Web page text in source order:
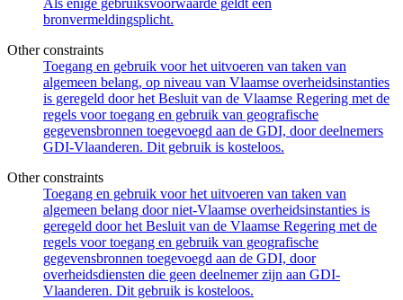
Als enige gebruiksvoorwaarde geldt een
bronvermeldingsplicht.
Other constraints
Toegang en gebruik voor het uitvoeren van taken van
algemeen belang, op niveau van Vlaamse overheidsinstanties
is geregeld door het Besluit van de Vlaamse Regering met de
regels voor toegang en gebruik van geografische
gegevensbronnen toegevoegd aan de GDI, door deelnemers
GDI-Vlaanderen. Dit gebruik is kosteloos.
Other constraints
Toegang en gebruik voor het uitvoeren van taken van
algemeen belang door niet-Vlaamse overheidsinstanties is
geregeld door het Besluit van de Vlaamse Regering met de
regels voor toegang en gebruik van geografische
gegevensbronnen toegevoegd aan de GDI, door
overheidsdiensten die geen deelnemer zijn aan GDI-
Vlaanderen. Dit gebruik is kosteloos.